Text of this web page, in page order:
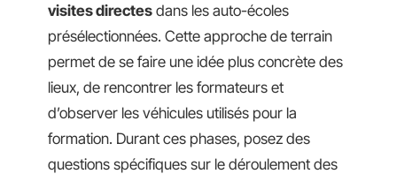
visites directes dans les auto-écoles
présélectionnées. Cette approche de terrain
permet de se faire une idée plus concrète des
lieux, de rencontrer les formateurs et
d’observer les véhicules utilisés pour la
formation. Durant ces phases, posez des
questions spécifiques sur le déroulement des